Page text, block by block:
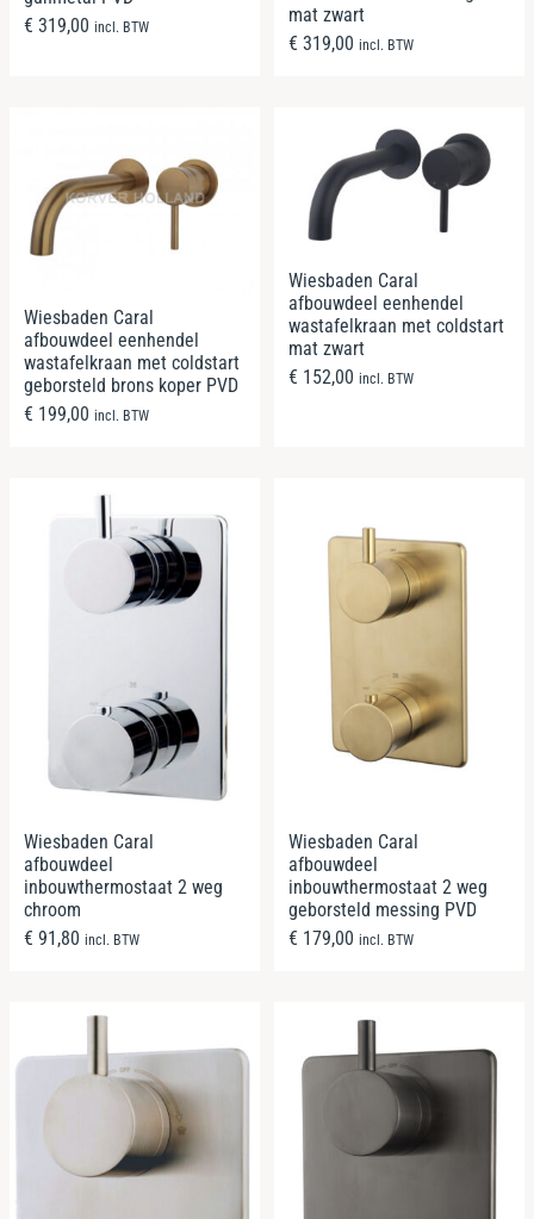
€ 319,00 incl. BTW
mat zwart
€ 319,00 incl. BTW
Wiesbaden Caral
afbouwdeel eenhendel
wastafelkraan met coldstart
geborsteld brons koper PVD
€ 199,00 incl. BTW
Wiesbaden Caral
afbouwdeel eenhendel
wastafelkraan met coldstart
mat zwart
€ 152,00 incl. BTW
Wiesbaden Caral
afbouwdeel
inbouwthermostaat 2 weg
chroom
€ 91,80 incl. BTW
Wiesbaden Caral
afbouwdeel
inbouwthermostaat 2 weg
geborsteld messing PVD
€ 179,00 incl. BTW